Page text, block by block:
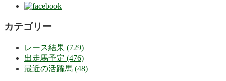
カテゴリー
レース結果 (729)
出走馬予定 (476)
最近の活躍馬 (48)